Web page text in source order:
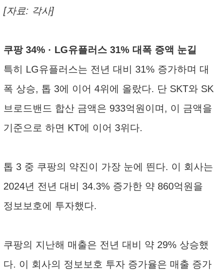
[자료: 각사]
쿠팡 34% · LG유플러스 31% 대폭 증액 눈길
특히 LG유플러스는 전년 대비 31% 증가하며 대
폭 상승, 톱 3에 이어 4위에 올랐다. 단 SKT와 SK
브로드밴드 합산 금액은 933억원이며, 이 금액을
기준으로 하면 KT에 이어 3위다.
톱 3 중 쿠팡의 약진이 가장 눈에 띈다. 이 회사는
2024년 전년 대비 34.3% 증가한 약 860억원을
정보보호에 투자했다.
쿠팡의 지난해 매출은 전년 대비 약 29% 상승했
다. 이 회사의 정보보호 투자 증가율은 매출 증가